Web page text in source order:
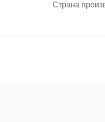
Страна